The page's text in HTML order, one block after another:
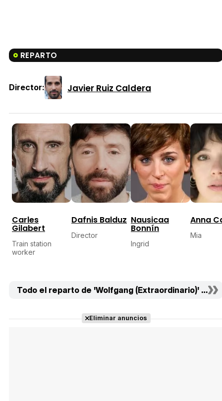
REPARTO
Director: Javier Ruiz Caldera
Carles
Gilabert
Train station
worker
Dafnis Balduz
Director
Nausicaa
Bonnín
Ingrid
Anna
Mia
Todo el reparto de 'Wolfgang (Extraordinario)' (12)
Eliminar anuncios